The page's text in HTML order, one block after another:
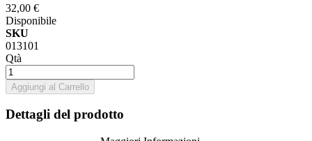
32,00 €
Disponibile
SKU
013101
Qtà
Aggiungi al Carrello
Dettagli del prodotto